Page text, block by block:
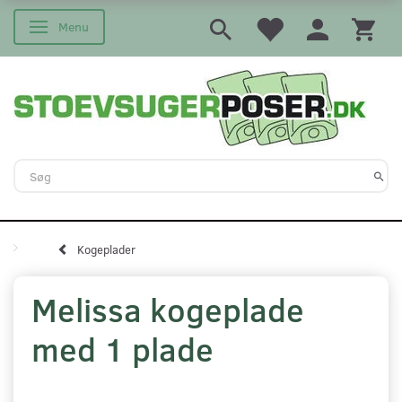
Skifte navigation
Menu
Kogeplader
Melissa kogeplade
med 1 plade